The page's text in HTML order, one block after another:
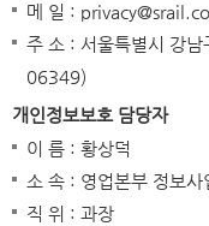
메 일 :
주 소 : 서울특별시 강
06349)
개인정보보호 담당자
이 름 : 황상덕
소 속 : 영업본부 정보사
직 위 : 과장